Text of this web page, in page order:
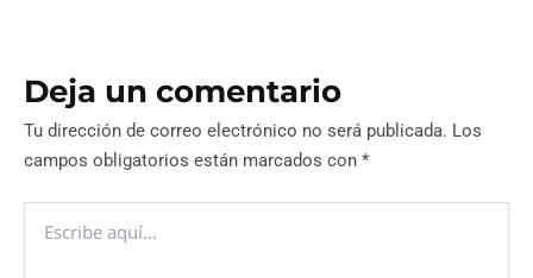
Deja un comentario
Tu dirección de correo electrónico no será publicada. Los
campos obligatorios están marcados con *
aquí...